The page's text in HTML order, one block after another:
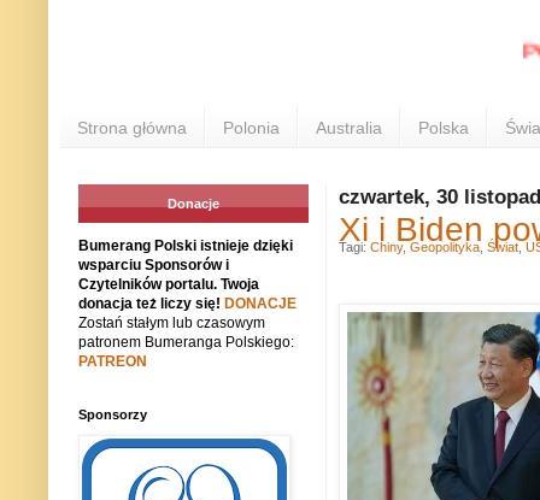
Strona główna Polonia Australia Polska
czwartek, 30
Xi i Biden
Tagi: Chiny, Geopolityka Świat
Donacje
Bumerang Polski istnieje dzięki
wsparciu Sponsorów i
Czytelników portalu. Twoja
donacja też liczy się! DONACJE
Zostań stałym lub czasowym
patronem Bumeranga Polskiego:
PATREON
Sponsorzy